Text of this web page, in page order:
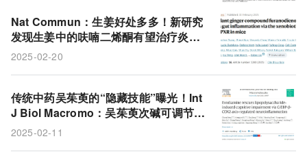
Nat Commun：生姜好处多多！新研究
发现生姜中的呋喃二烯酮有望治疗炎症
性肠病
2025-02-20
传统中药吴茱萸的“隐藏技能”曝光！Int
J Biol Macromo：吴茱萸次碱可调节神
经炎症，帮你跟大脑迷糊、焦虑说拜
2025-02-11